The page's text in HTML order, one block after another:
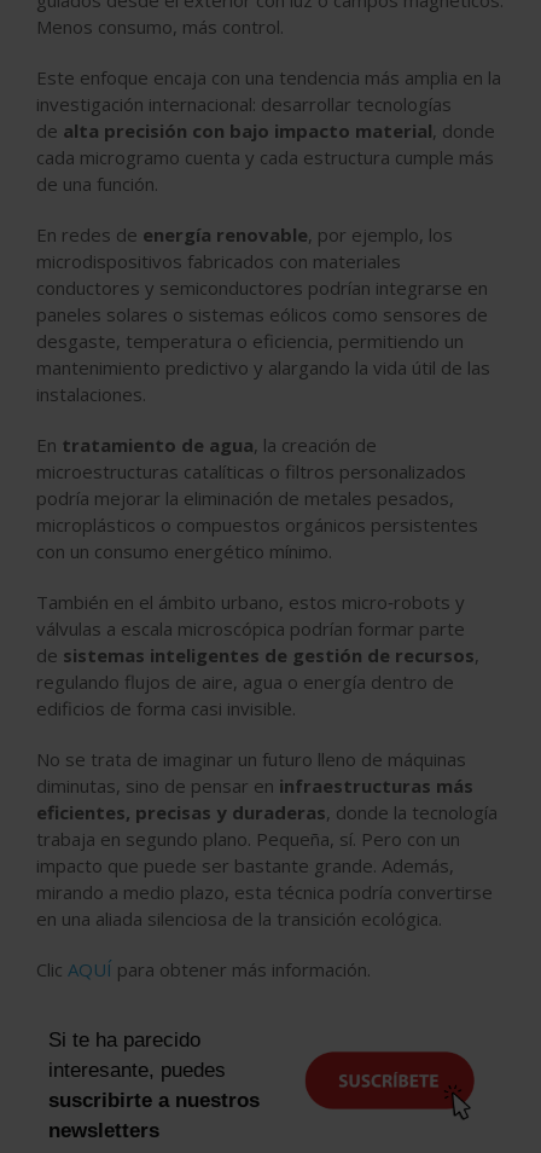
Menos consumo, más control.
Este enfoque encaja con una tendencia más amplia en la
investigación internacional: desarrollar tecnologías
de alta precisión con bajo impacto material, donde
cada microgramo cuenta y cada estructura cumple más
de una función.
En redes de energía renovable, por ejemplo, los
microdispositivos fabricados con materiales
conductores y semiconductores podrían integrarse en
paneles solares o sistemas eólicos como sensores de
desgaste, temperatura o eficiencia, permitiendo un
mantenimiento predictivo y alargando la vida útil de las
instalaciones.
En tratamiento de agua, la creación de
microestructuras catalíticas o filtros personalizados
podría mejorar la eliminación de metales pesados,
microplásticos o compuestos orgánicos persistentes
con un consumo energético mínimo.
También en el ámbito urbano, estos micro‑robots y
válvulas a escala microscópica podrían formar parte
de sistemas inteligentes de gestión de recursos,
regulando flujos de aire, agua o energía dentro de
edificios de forma casi invisible.
No se trata de imaginar un futuro lleno de máquinas
diminutas, sino de pensar en infraestructuras más
eficientes, precisas y duraderas, donde la tecnología
trabaja en segundo plano. Pequeña, sí. Pero con un
impacto que puede ser bastante grande. Además,
mirando a medio plazo, esta técnica podría convertirse
en una aliada silenciosa de la transición ecológica.
Clic AQUÍ para obtener más información.
Si te ha parecido
interesante, puedes
suscribirte a nuestros
newsletters